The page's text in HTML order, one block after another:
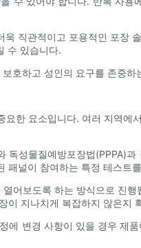
직관적이고 포용적인 포
수 있습니다.
호하고 성인의 요구를 존중
한 요소입니다. 여러 지역
성물질예방포장법(PPPA)
패널이 참여하는 특정 테스트
어보도록 하는 방식으로 진
이 지나치게 복잡하지 않은지
변경 사항이 있을 경우